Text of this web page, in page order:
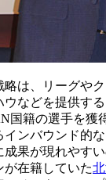
は、リーグや
などを提供す
国籍の選手を獲
ンバウンド的
果が現れやすい
在籍していた